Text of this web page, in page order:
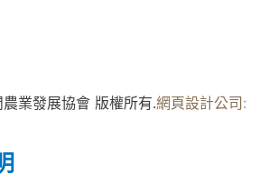
業發展協會 版權所有.網頁設計公司: